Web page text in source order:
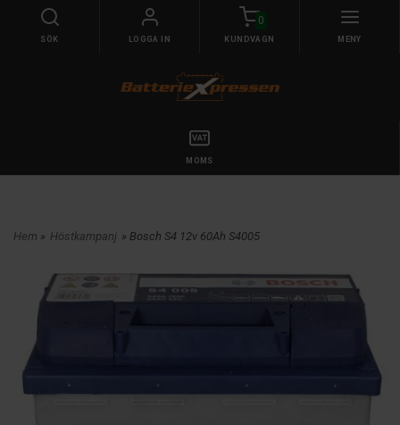
SÖK LOGGA IN
0
KUNDVAGN MENY
MOMS
Hem » Höstkampanj » Bosch S4 12v 60Ah S4005